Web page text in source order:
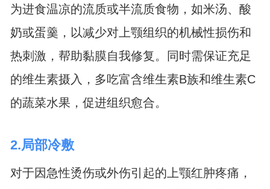
为进食温凉的流质或半流质食物，如米汤、酸
奶或蛋羹，以减少对上颚组织的机械性损伤和
热刺激，帮助黏膜自我修复。同时需保证充足
的维生素摄入，多吃富含维生素B族和维生素C
的蔬菜水果，促进组织愈合。
2.局部冷敷
对于因急性烫伤或外伤引起的上颚红肿疼痛，